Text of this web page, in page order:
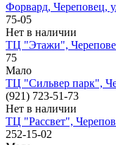
Форвард, Череповец,
75-05
Нет в наличии
ТЦ "Этажи",
75
Мало
ТЦ "Сильвер парк",
(921) 723-51-73
Нет в наличии
ТЦ "Рассвет",
252-15-02